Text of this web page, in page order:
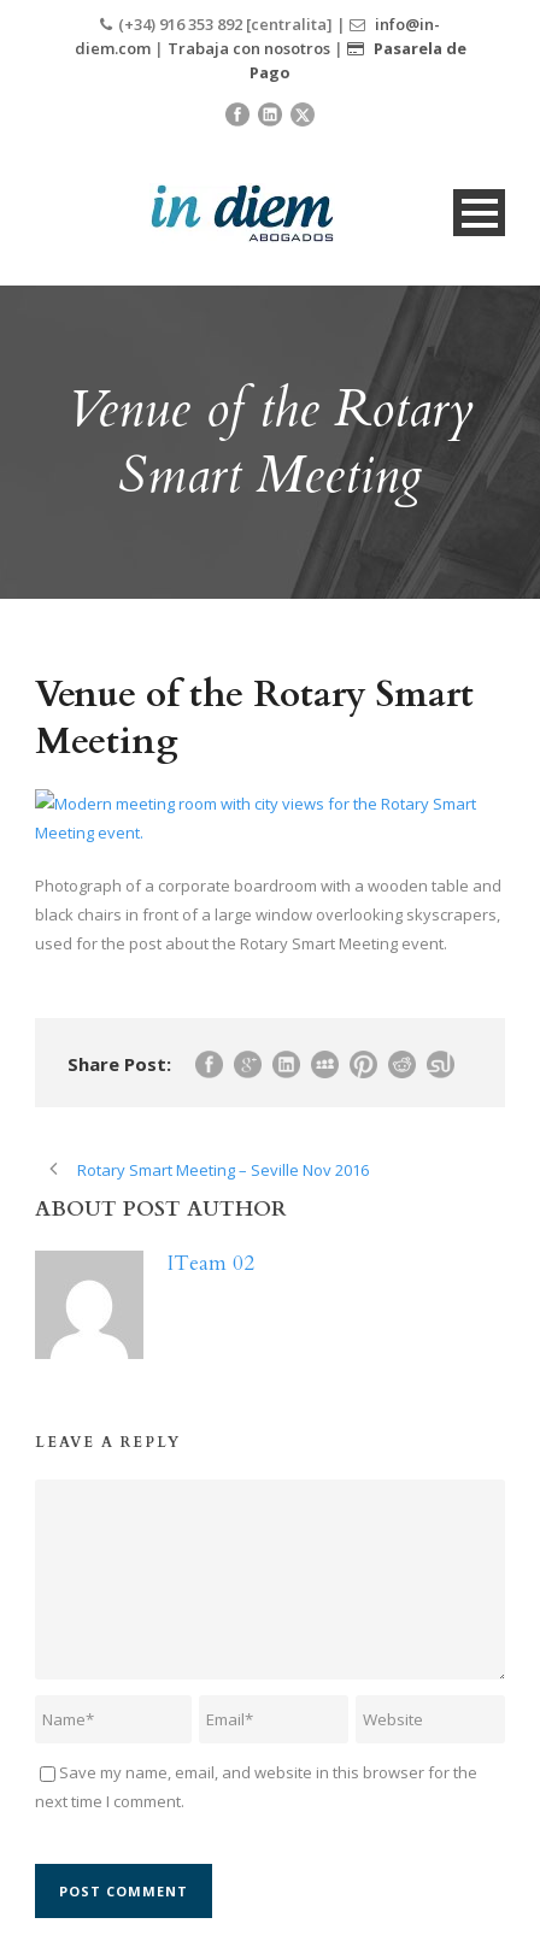
(+34) 916 353 892 [centralita] |
info@in-
diem.com| Trabaja con nosotros|
Pasarela de
Pago
Venue of the Rotary
Smart Meeting
Venue of the Rotary Smart
Meeting
Photograph of a corporate boardroom with a wooden table and
black chairs in front of a large window overlooking skyscrapers,
used for the post about the Rotary Smart Meeting event.
Share Post:
Rotary Smart Meeting – Seville Nov 2016
ABOUT POST AUTHOR
ITeam 02
LEAVE A REPLY
Save my name, email, and website in this browser for the
next time I comment.